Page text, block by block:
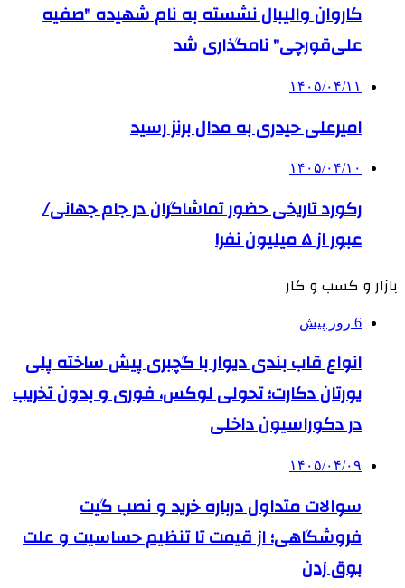
کاروان والیبال نشسته به نام شهیده "صفیه
علی‌قورچی" نامگذاری شد
۱۴۰۵/۰۴/۱۱
امیرعلی حیدری به مدال برنز رسید
۱۴۰۵/۰۴/۱۰
رکورد تاریخی حضور تماشاگران در جام جهانی/
عبور از ۵ میلیون نفر!
بازار و کسب و کار
6 روز پیش
انواع قاب بندی دیوار با گچبری پیش ساخته پلی
یورتان دکارت؛ تحولی لوکس، فوری و بدون تخریب
در دکوراسیون داخلی
۱۴۰۵/۰۴/۰۹
سوالات متداول درباره خرید و نصب گیت
فروشگاهی؛ از قیمت تا تنظیم حساسیت و علت
بوق زدن